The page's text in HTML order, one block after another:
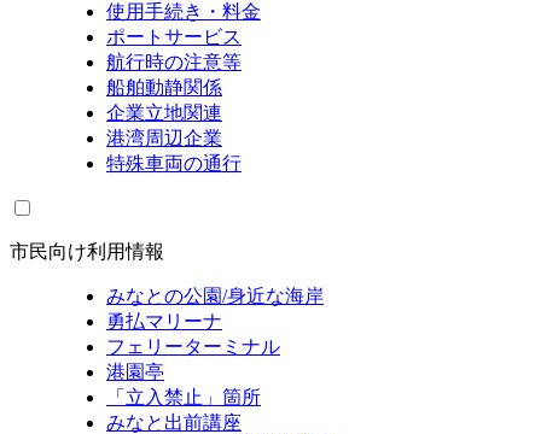
使用手続き・料金
ポートサービス
航行時の注意等
船舶動静関係
企業立地関連
港湾周辺企業
特殊車両の通行
市民向け利用情報
みなとの公園/身近な海岸
勇払マリーナ
フェリーターミナル
港園亭
「立入禁止」箇所
みなと出前講座